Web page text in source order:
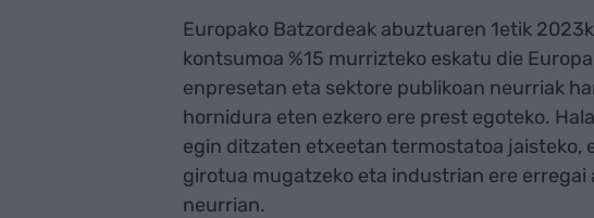
Europako Batzordeak abuztuaren 1etik
kontsumoa %15 murrizteko eskatu die
enpresetan eta sektore publikoan neurriak
hornidura eten ezkero ere prest egoteko.
egin ditzaten etxeetan termostatoa jaisteko,
girotua mugatzeko eta industrian ere
neurrian.